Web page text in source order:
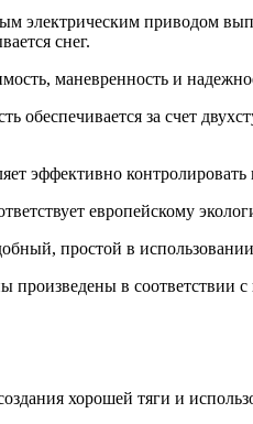
электрическим приводом
снег.
маневренность и
обеспечивается за счет
эффективно контролировать
европейскому
простой в
в соответствии
хорошей тяги и